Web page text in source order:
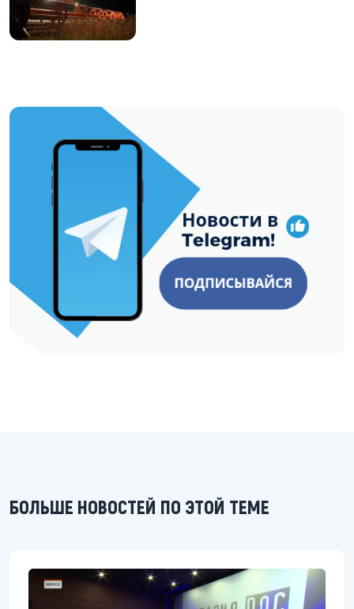
https://t.me/minskctvby
БОЛЬШЕ НОВОСТЕЙ ПО ЭТОЙ ТЕМЕ